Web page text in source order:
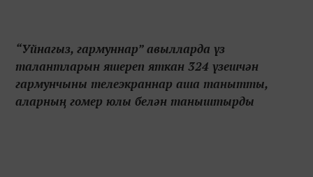
“Уйнагыз, гармуннар” авылларда үз
талантларын яшереп яткан 324 үзешчән
гармунчыны телеэкраннар аша танытты,
аларның гомер юлы белән таныштырды